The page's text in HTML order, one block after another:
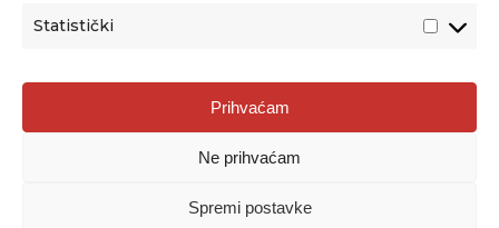
Statistički
Prihvaćam
Ne prihvaćam
Spremi postavke
Agencija za odgoj i obrazovanje
Donje Svetice 38, 10000 Zagreb
1778129
Prenošenje sadržaja dopušteno je uz navođenje izvora.